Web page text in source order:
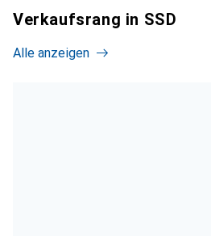
Verkaufsrang in SSD
Alle anzeigen